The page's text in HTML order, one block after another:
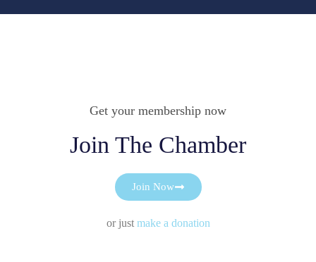
Get your membership now
Join The Chamber
Join Now
or just make a donation